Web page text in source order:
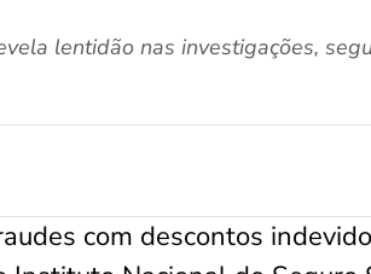
lentidão nas investigações,
com descontos